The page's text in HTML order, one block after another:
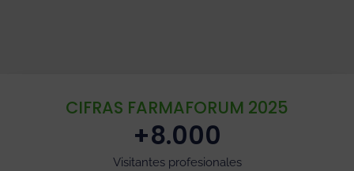
CIFRAS FARMAFORUM 2025
Visitantes profesionales
+8.000